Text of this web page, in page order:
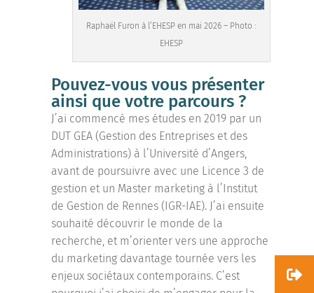
Raphaël Furon à l’EHESP en mai 2026 – Photo :
EHESP
Pouvez-vous vous présenter
ainsi que votre parcours ?
J’ai commencé mes études en 2019 par un
DUT GEA (Gestion des Entreprises et des
Administrations) à l’Université d’Angers,
avant de poursuivre avec une Licence 3 de
gestion et un Master marketing à l’Institut
de Gestion de Rennes (IGR-IAE). J’ai ensuite
souhaité découvrir le monde de la
recherche, et m’orienter vers une approche
du marketing davantage tournée vers les
enjeux sociétaux contemporains. C’est